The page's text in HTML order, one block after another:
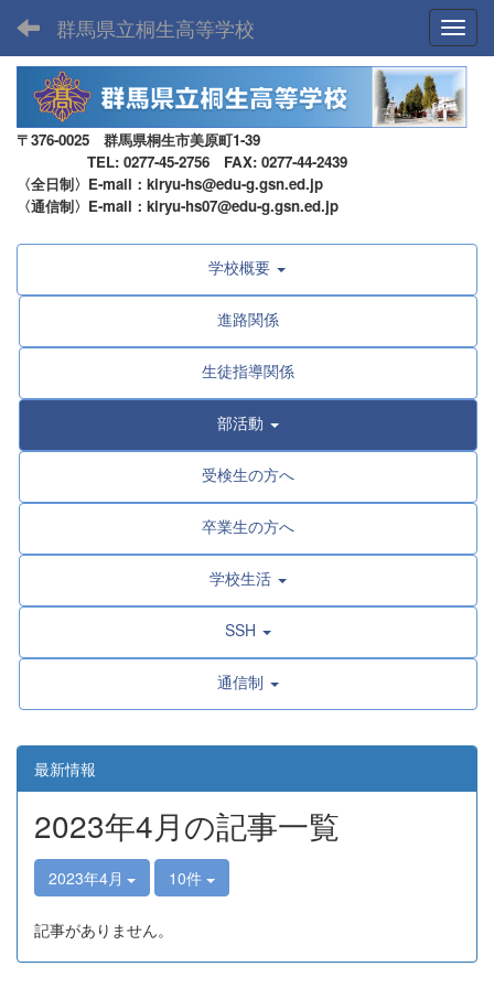
群馬県立桐生高等学校
〒376-0025 群馬県桐生市美原町1-39
TEL: 0277-45-2756 FAX: 0277-44-2439
〈全日制〉E-mail：kiryu-hs@edu-g.gsn.ed.jp
〈通信制〉E-mail：kiryu-hs07@edu-g.gsn.ed.jp
学校概要
進路関係
生徒指導関係
部活動
受検生の方へ
卒業生の方へ
学校生活
SSH
通信制
最新情報
2023年4月の記事一覧
2023年4月 10件
記事がありません。